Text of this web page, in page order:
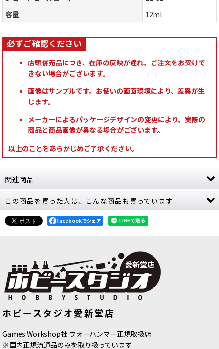
容量
12ml
店頭併売品につき、在庫の反映が遅れ、ご注文をお受けで
きない場合がございます。
画像はサンプルです。お使いの画面環境により、差異が生
じます。
メーカーによるパッケージデザインの変更により、実際の
商品と商品画像が異なる場合がございます。
以上のことをあらかじめご了承ください。
関連商品
[シタデルカラー：SHADE] NULN OIL ナルンオイ
ル[24-14]
980円(税込)
エンパイアにある都市国家にして撰帝侯領。黒色
火薬を始めとする近代兵器の一大生産拠点でもあ
る。油と煤にまみれた都市を思わせる色。
[シタデルカラー：DRY] STORMFANG ストームフ
580円(税込)
青灰色。
この商品を買った人は、こんな商品も買っています
DAEMONETTE HIDE デモネット・ハ
イド[ 21-06 ]
580
(税込)
MORGHAST BONE モルガスト・ボー
ン
580円(税込)
Facebookでシェア
ホビースタジオ愛新堂店
Games Workshop社 ウォーハンマー正規取扱店
※国内正規流通品のみを取り扱っています